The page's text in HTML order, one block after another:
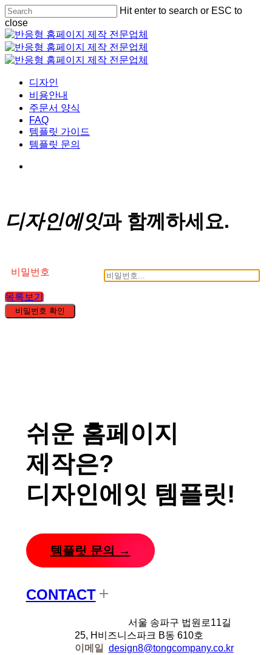
Skip
to
main
content
Hit enter to search or ESC to
close
Close
Search
Menu
디자인
비용안내
주문서 양식
FAQ
템플릿 가이드
템플릿 문의
디자인에잇과 함께하세요.
비밀번호
목록보기
비밀번호 확인
쉬운 홈페이지
제작은?
디자인에잇 템플릿!
템플릿 문의 →
CONTACT
서울 송파구 법원로11길
25, H비즈니스파크 B동 610호
이메일
design8@tongcompany.co.kr